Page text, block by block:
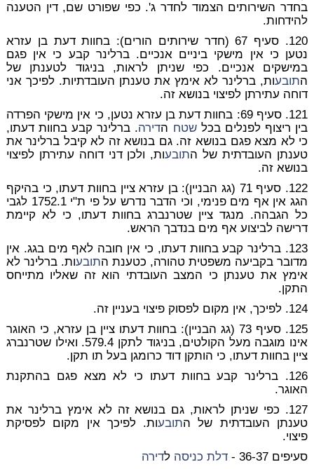
בחדר השירותים הצמוד לחדר ג'. כפי שפורט שם, דין הטענה
להידחות.
120.
סעיף 67 (חדר שירותים הורים)
: בחוות דעת בן עזרא
נטען כי אין מישקי ביניים אנכיים. ברלינר קבע כי אין פגם
במישקים אנכיים. כפי שניתן לראות, בניגוד לטענתן של
התובעות, ברלינר לא אימץ את טענתן העובדתיות. לפיכך אני
דוחה עתירתן לפיצוי בנושא זה.
121. סעיף 69
: בחוות דעת בן עזרא נטען, כי אין מישקי הפרדה
בין ריצוף לפנלים בכלשטח הדירה. ברלינר קבע בחוות דעתו,
כי לא מצא פגם בנושא זה. גם בנושא זה לא קיבל ברלינר את
טענתן העובדתית של התובעות, ולכן דני דוחה עתירתן לפיצוי
בנושא זה.
122.
סעיף 71 (גג הבניין)
: בן עזרא ציין בחוות דעתו, כי בהיקף
הגג אין אף מים פנימי, וכי הדבר נדרש על פי ת"י 1752.1 לגבי
כל הגבהה. מנגד ציין שטרנברג בחוות דעתו, כי לא קיימת
דרישה לביצוע אף מים בנדבך הראש.
123. ברלינר קבע בחוות דעתו, כי אין חובה לאף מים בגג. אין
מדובר בקביעה משפטית טהורה, כטענת התובעות. ברלינר לא
אימץ את טענתן כי המצב העובדתי הוא זה שאליו מתייחס
התקן.
124. לפיכך, אין מקום לפסוק פיצוי בעניין זה.
125.
סעיף 73 (גג הבניין)
: בחוות דעתו ציין בן עזרא, כי האוגר
אינו מוגבה מעל הקולטים, בניגוד לתקן 579.4. ואילו שטרנברג
ציין בחוות דעתו, כי הותקן דוד כרומגן בעל תו תקן.
126. ברלינר קבע בחוות דעתו כי לא מצא פגם בהתקנת
האוגר.
127. כפי שניתן לראות, גם בנושא זה לא אימץ ברלינר את
טענתן העובדתית של התובעות. לפיכך אין מקום לפסיקת
פיצוי.
סעיפים 36-37 -
דלת כניסה לדירה